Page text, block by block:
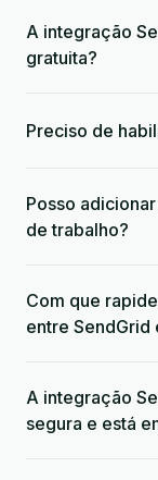
A integração
gratuita?
Preciso de
Posso
de trabalho?
Com que
entre SendGrid
A integração
segura e está